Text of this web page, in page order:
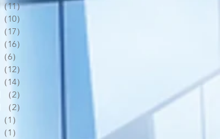
（11）11件の記事
（10）
（17）
（16）
（6）
（12）
（14）
（2）
（2）
（1）
（1）